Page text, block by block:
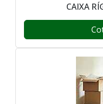
CAIXA